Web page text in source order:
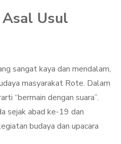
Asal Usul
sangat kaya dan mendalam,
masyarakat Rote. Dalam
“bermain dengan suara”.
sejak abad ke-19 dan
budaya dan upacara